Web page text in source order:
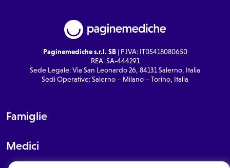
Paginemediche s.r.l. SB| P.IVA: IT05418080650
REA: SA-444291
Sede Legale: Via San Leonardo 26, 84131 Salerno, Italia
Sedi Operative: Salerno – Milano – Torino, Italia
Famiglie
Medici